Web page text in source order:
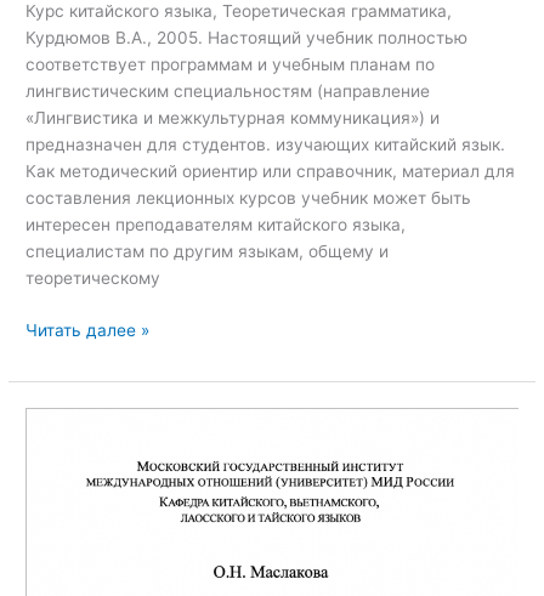
Курс китайского языка, Теоретическая грамматика,
Курдюмов В.А., 2005. Настоящий учебник полностью
соответствует программам и учебным планам по
лингвистическим специальностям (направление
«Лингвистика и межкультурная коммуникация») и
предназначен для студентов. изучающих китайский язык.
Как методический ориентир или справочник, материал для
составления лекционных курсов учебник может быть
интересен преподавателям китайского языка,
специалистам по другим языкам, общему и
теоретическому
Читать далее »
иероглифический